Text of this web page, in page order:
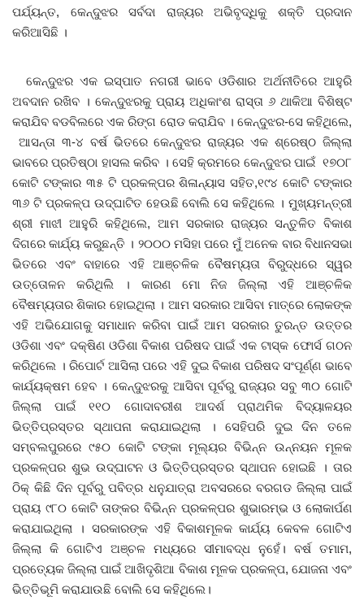
ପର୍ଯ୍ୟନ୍ତ, କେନ୍ଦୁଝର ସର୍ବଦା ରାଜ୍ୟର ଅଭିବୃଦ୍ଧିକୁ ଶକ୍ତି ପ୍ରଦାନ
କରିଆସିଛି ।
କେନ୍ଦୁଝର ଏକ ଇସ୍ପାତ ନଗରୀ ଭାବେ ଓଡିଶାର ଅର୍ଥନୀତିରେ ଆହୁରି
ଅବଦାନ ରଖିବ । କେନ୍ଦୁଝରକୁ ପ୍ରାୟ ଅଧିକାଂଶ ରାସ୍ତା ୬ ଥାକିଆ ବିଶିଷ୍ଟ
କରାଯିବ ବଡବିଲରେ ଏକ ରିଙ୍ଗ ରୋଡ କରାଯିବ । କେନ୍ଦୁଝର-ସେ କହିଥିଲେ,
ଆସନ୍ତା ୩-୪ ବର୍ଷ ଭିତରେ କେନ୍ଦୁଝର ରାଜ୍ୟର ଏକ ଶ୍ରେଷ୍ଠ ଜିଲ୍ଲା
ଭାବରେ ପ୍ରତିଷ୍ଠା ହାସଲ କରିବ । ସେହି କ୍ରମରେ କେନ୍ଦୁଝର ପାଇଁ ୧୭୦୮
କୋଟି ଟଙ୍କାର ୩୫ ଟି ପ୍ରକଳ୍ପର ଶିଳାନ୍ୟାସ ସହିତ,୧୯୪ କୋଟି ଟଙ୍କାର
୩୬ ଟି ପ୍ରକଳ୍ପ ଉଦ୍ଘାଟିତ ହେଉଛି ବୋଲି ସେ କହିଥିଲେ । ମୁଖ୍ୟମନ୍ତ୍ରୀ
ଶ୍ରୀ ମାଝୀ ଆହୁରି କହିଥିଲେ, ଆମ ସରକାର ରାଜ୍ୟର ସନ୍ତୁଳିତ ବିକାଶ
ଦିଗରେ କାର୍ଯ୍ୟ କରୁଛନ୍ତି । ୨୦୦୦ ମସିହା ପରେ ମୁଁ ଅନେକ ବାର ବିଧାନସଭା
ଭିତରେ ଏବଂ ବାହାରେ ଏହି ଆଞ୍ଚଳିକ ବୈଷମ୍ୟତା ବିରୁଦ୍ଧରେ ସ୍ୱର
ଉତ୍ତୋଳନ କରିଥିଲି । କାରଣ ମୋ ନିଜ ଜିଲ୍ଲା ଏହି ଆଞ୍ଚଳିକ
ବୈଷମ୍ୟତାର ଶିକାର ହୋଇଥିଲା । ଆମ ସରକାର ଆସିବା ମାତ୍ରେ ଲୋକଙ୍କ
ଏହି ଅଭିଯୋଗକୁ ସମାଧାନ କରିବା ପାଇଁ ଆମ ସରକାର ତୁରନ୍ତ ଉତ୍ତର
ଓଡିଶା ଏବଂ ଦକ୍ଷିଣ ଓଡିଶା ବିକାଶ ପରିଷଦ ପାଇଁ ଏକ ଟାସ୍କ ଫୋର୍ସ ଗଠନ
କରିଥିଲେ । ରିପୋର୍ଟ ଆସିଲା ପରେ ଏହି ଦୁଇ ବିକାଶ ପରିଷଦ ସଂପୂର୍ଣ୍ଣ ଭାବେ
କାର୍ଯ୍ୟକ୍ଷମ ହେବ । କେନ୍ଦୁଝରକୁ ଆସିବା ପୂର୍ବରୁ ରାଜ୍ୟର ସବୁ ୩୦ ଗୋଟି
ଜିଲ୍ଲା ପାଇଁ ୧୧୦ ଗୋଦାବରୀଶ ଆଦର୍ଶ ପ୍ରାଥମିକ ବିଦ୍ୟାଳୟର
ଭିତ୍ତିପ୍ରସ୍ତର ସ୍ଥାପନା କରାଯାଇଥିଲା । ସେହିପରି ଦୁଇ ଦିନ ତଳେ
ସମ୍ବଲପୁରରେ ୯୫୦ କୋଟି ଟଙ୍କା ମୂଲ୍ୟର ବିଭିନ୍ନ ଉନ୍ନୟନ ମୂଳକ
ପ୍ରକଳ୍ପର ଶୁଭ ଉଦ୍‌ଘାଟନ ଓ ଭିତ୍ତିପ୍ରସ୍ତର ସ୍ଥାପନ ହୋଇଛି । ତାର
ଠିକ୍‌ କିଛି ଦିନ ପୂର୍ବରୁ ପବିତ୍ର ଧନୁଯାତ୍ରା ଅବସରରେ ବରଗଡ ଜିଲ୍ଲା ପାଇଁ
ପ୍ରାୟ ୯୮୦ କୋଟି ତାଙ୍କର ବିଭିନ୍ନ ପ୍ରକଳ୍ପର ଶୁଭାରମ୍ଭ ଓ ଲୋକାର୍ପଣ
କରାଯାଇଥିଲା । ସରକାରଙ୍କ ଏହି ବିକାଶମୂଳକ କାର୍ଯ୍ୟ କେବଳ ଗୋଟିଏ
ଜିଲ୍ଲା କି ଗୋଟିଏ ଅଞ୍ଚଳ ମଧ୍ୟରେ ସୀମାବଦ୍ଧ ନୁହେଁ। ବର୍ଷ ତମାମ,
ପ୍ରତ୍ୟେକ ଜିଲ୍ଲା ପାଇଁ ଆଖିଦୃଶିଆ ବିକାଶ ମୂଳକ ପ୍ରକଳ୍ପ, ଯୋଜନା ଏବଂ
ଭିତ୍ତିଭୂମି କରାଯାଉଛି ବୋଲି ସେ କହିଥିଲେ।